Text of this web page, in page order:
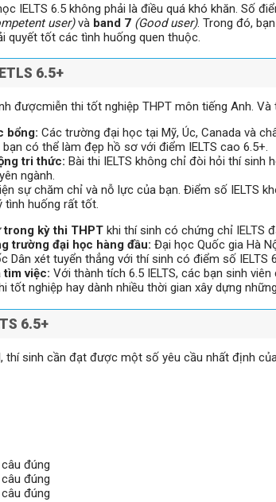
IELTS 6.5 không phải là điều quá khó khăn. Số
user)và band 7 (Good user). Trong đó,
quyết tốt các tình huống quen thuộc.
6.5+
đượcmiễn thi tốt nghiệp THPT môn tiếng Anh.
bổng: Các trường đại học tại Mỹ, Úc, Canada và
có thể làm đẹp hồ sơ với điểm IELTS cao 6.5+.
tri thức: Bài thi IELTS không chỉ đòi hỏi thí sinh
ngành.
sự chăm chỉ và nỗ lực của bạn. Điểm số IELTS
tình huống rất tốt.
kỳ thi THPT khi thí sinh có chứng chỉ IELTS
trường đại học hàng đầu: Đại học Quốc gia Hà
Dân xét tuyển thẳng với thí sinh có điểm số
tìm việc: Với thành tích 6.5 IELTS, các bạn sinh
tốt nghiệp hay dành nhiều thời gian xây dựng
6.5+
thí sinh cần đạt được một số yêu cầu nhất định
đúng
đúng
đúng